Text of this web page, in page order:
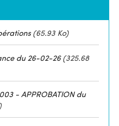
(65.93 Ko)
du 26-02-26(325.68
- APPROBATION du